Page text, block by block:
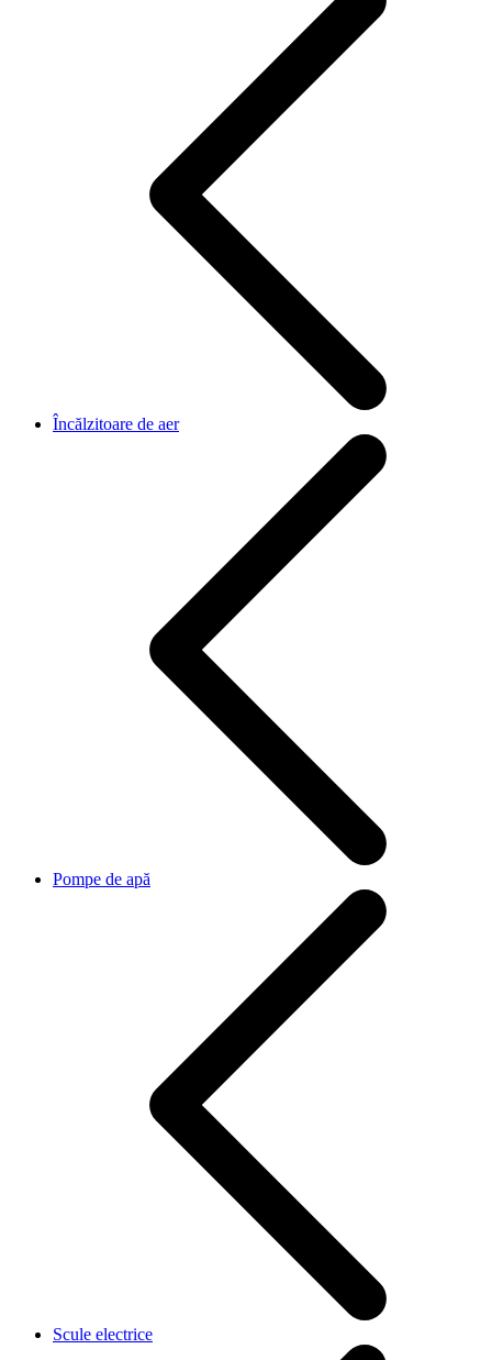
Încălzitoare de aer
Pompe de apă
Scule electrice